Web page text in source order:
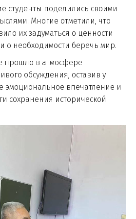
поделились своими
Многие отметили, что
их задуматься о ценности
о необходимости беречь мир.
в атмосфере
обсуждения, оставив у
эмоциональное впечатление и
сохранения исторической